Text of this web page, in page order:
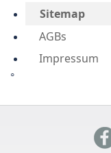
Sitemap
AGBs
Impressum
°